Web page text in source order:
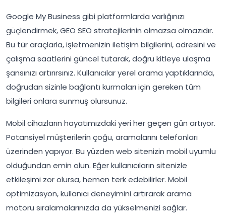
Google My Business gibi platformlarda varlığınızı
güçlendirmek, GEO SEO stratejilerinin olmazsa olmazıdır.
Bu tür araçlarla, işletmenizin iletişim bilgilerini, adresini ve
çalışma saatlerini güncel tutarak, doğru kitleye ulaşma
şansınızı artırırsınız. Kullanıcılar yerel arama yaptıklarında,
doğrudan sizinle bağlantı kurmaları için gereken tüm
bilgileri onlara sunmuş olursunuz.
Mobil cihazların hayatımızdaki yeri her geçen gün artıyor.
Potansiyel müşterilerin çoğu, aramalarını telefonları
üzerinden yapıyor. Bu yüzden web sitenizin mobil uyumlu
olduğundan emin olun. Eğer kullanıcıların sitenizle
etkileşimi zor olursa, hemen terk edebilirler. Mobil
optimizasyon, kullanıcı deneyimini artırarak arama
motoru sıralamalarınızda da yükselmenizi sağlar.